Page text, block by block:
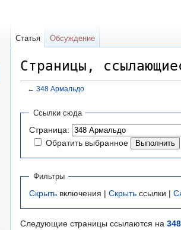
Страницы,
← 348 Армальдо
Перейти
навигации
Перейти
поиску
Ссылки сюда
Страница:
Обратить выбранное
Фильтры
Скрыть включения | Скрыть ссылки |
Следующие страницы ссылаются на
Статья Обсуждение